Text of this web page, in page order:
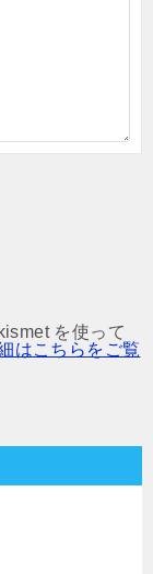
を使って
はこちらをご覧